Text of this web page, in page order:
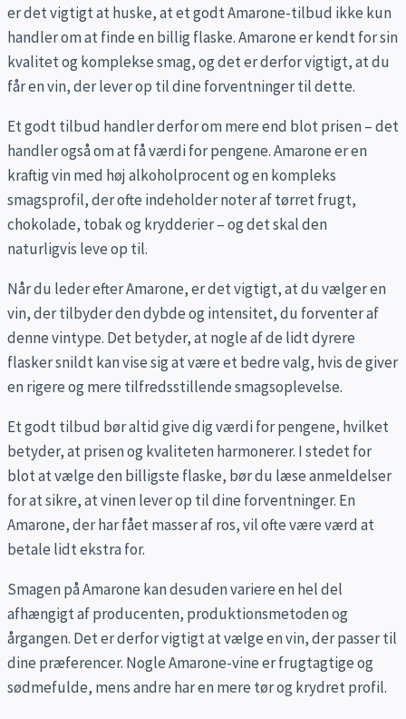
er det vigtigt at huske, at et godt Amarone-tilbud ikke kun
handler om at finde en billig flaske. Amarone er kendt for sin
kvalitet og komplekse smag, og det er derfor vigtigt, at du
får en vin, der lever op til dine forventninger til dette.
Et godt tilbud handler derfor om mere end blot prisen – det
handler også om at få værdi for pengene. Amarone er en
kraftig vin med høj alkoholprocent og en kompleks
smagsprofil, der ofte indeholder noter af tørret frugt,
chokolade, tobak og krydderier – og det skal den
naturligvis leve op til.
Når du leder efter Amarone, er det vigtigt, at du vælger en
vin, der tilbyder den dybde og intensitet, du forventer af
denne vintype. Det betyder, at nogle af de lidt dyrere
flasker snildt kan vise sig at være et bedre valg, hvis de giver
en rigere og mere tilfredsstillende smagsoplevelse.
Et godt tilbud bør altid give dig værdi for pengene, hvilket
betyder, at prisen og kvaliteten harmonerer. I stedet for
blot at vælge den billigste flaske, bør du læse anmeldelser
for at sikre, at vinen lever op til dine forventninger. En
Amarone, der har fået masser af ros, vil ofte være værd at
betale lidt ekstra for.
Smagen på Amarone kan desuden variere en hel del
afhængigt af producenten, produktionsmetoden og
årgangen. Det er derfor vigtigt at vælge en vin, der passer til
dine præferencer. Nogle Amarone-vine er frugtagtige og
sødmefulde, mens andre har en mere tør og krydret profil.